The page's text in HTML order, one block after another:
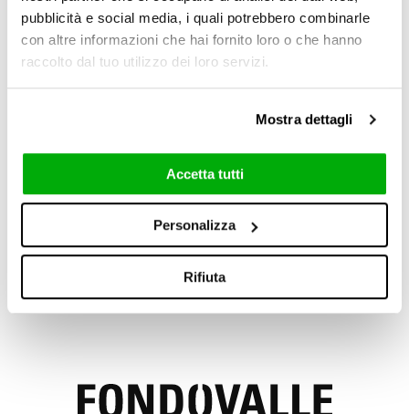
pubblicità e social media, i quali potrebbero combinarle
con altre informazioni che hai fornito loro o che hanno
raccolto dal tuo utilizzo dei loro servizi.
Mostra dettagli
Accetta tutti
Personalizza
Rifiuta
Brit
+2